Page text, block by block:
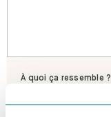
À quoi ça ressemble ?
idée chez vous !